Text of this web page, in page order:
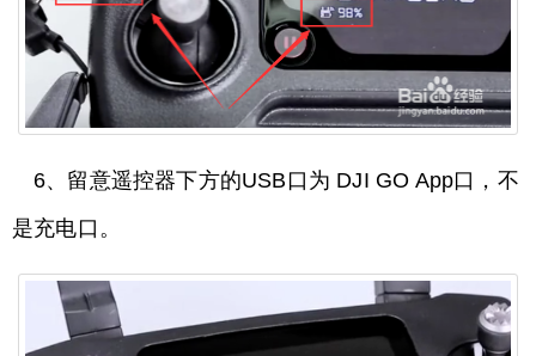
6、留意遥控器下方的USB口为 DJI GO App口，不
是充电口。